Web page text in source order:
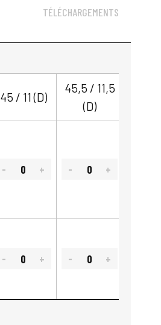
TÉLÉCHARGEMENTS
45 / 11 (D)
45,5 / 11,5
(D)